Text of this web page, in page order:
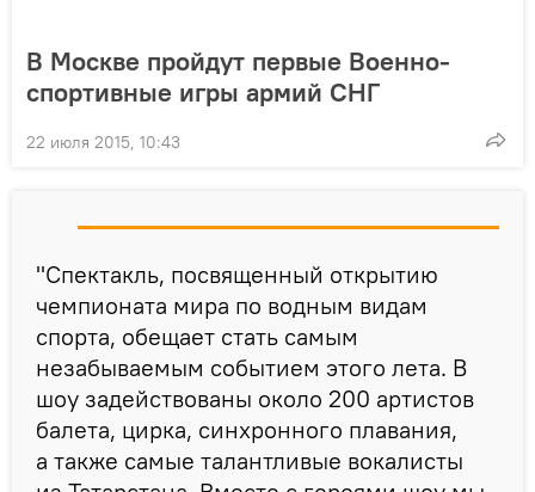
В Москве пройдут первые Военно-
спортивные игры армий СНГ
22 июля 2015, 10:43
"Спектакль, посвященный открытию
чемпионата мира по водным видам
спорта, обещает стать самым
незабываемым событием этого лета. В
шоу задействованы около 200 артистов
балета, цирка, синхронного плавания,
а также самые талантливые вокалисты